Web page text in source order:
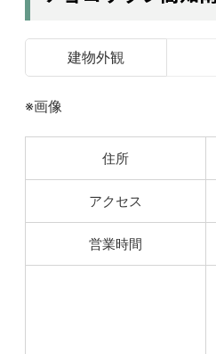
建物外観
※画像
住所
アクセス
営業時間